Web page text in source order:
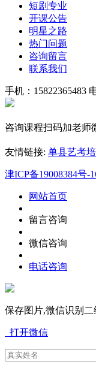
短剧专业
开课公告
明星之路
热门问题
咨询留言
联系我们
手机：15822365483
咨询课程扫码加老师
友情链接: 单县艺考
津ICP备19008384号-
网站首页
留言咨询
微信咨询
电话咨询
保存图片,微信识别二
打开微信